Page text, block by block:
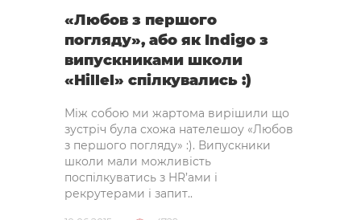
«Любов з першого
погляду», або як Indigo з
випускниками школи
«Hillel» спілкувались :)
Між собою ми жартома вирішили що
зустріч була схожа нателешоу «Любов
з першого погляду» :). Випускники
школи мали можливість
поспілкуватись з HR’ами і
рекрутерами і запит..